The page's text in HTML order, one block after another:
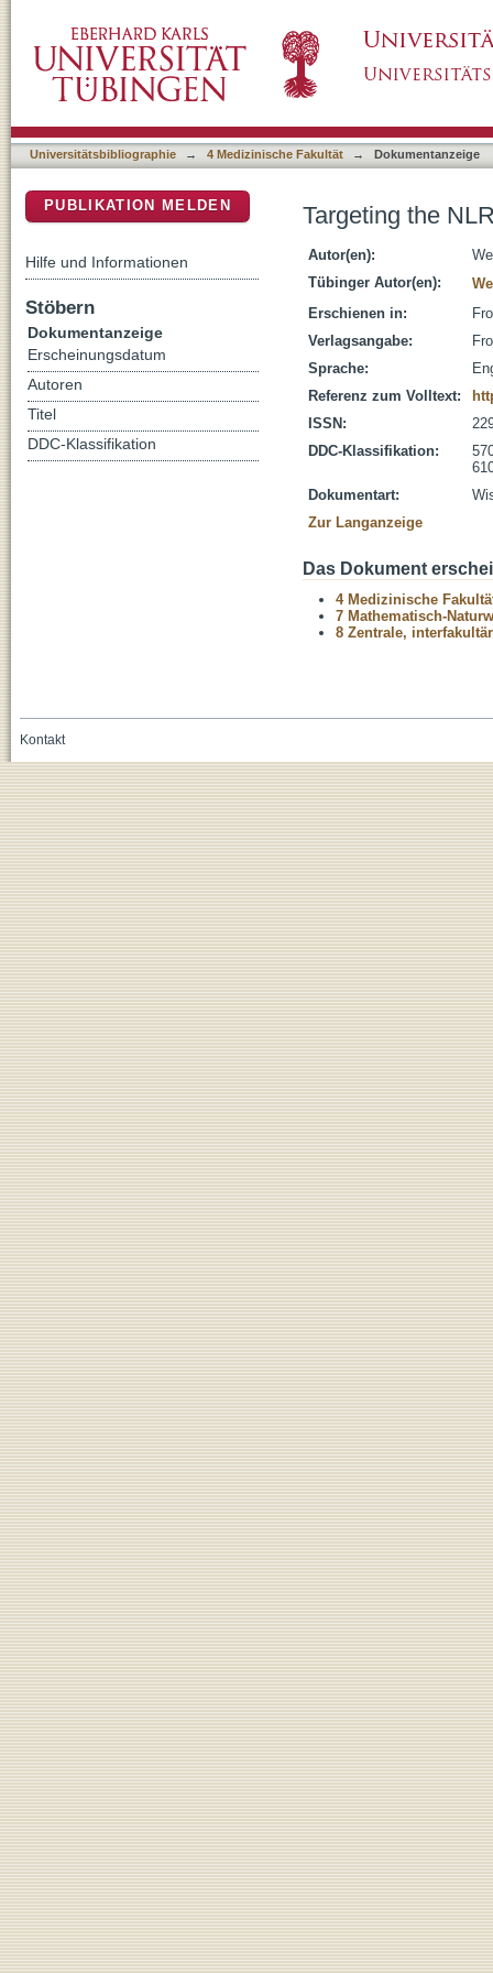
Universitätsbibliographie → 4 Medizinische Fakultät → Dokumentanzeige
Targeting the
Autor(en):
Tübinger Autor(en):
Erschienen in:
Verlagsangabe:
Sprache:
Referenz zum Volltext:
ISSN:
DDC-Klassifikation:
Dokumentart:
Zur Langanzeige
Das Dokument
4 Medizinische
7 Mathematisch-
8 Zentrale,
PUBLIKATION MELDEN
Hilfe und Informationen
Stöbern
Dokumentanzeige
Erscheinungsdatum
Autoren
Titel
DDC-Klassifikation
Kontakt